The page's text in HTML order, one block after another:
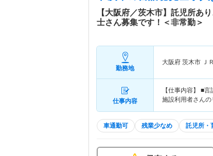
【大阪府／茨木市】託児所あ
士さん募集です！＜非常勤＞
勤務地
大阪府 茨木市 Ｊ
仕事内容
【仕事内容】 ■
施設利用者さん
車通勤可 残業少なめ 託児所・